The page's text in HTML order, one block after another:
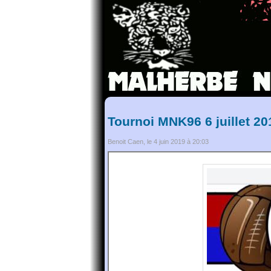
Tournoi MNK96 6 juillet
Benoit Caen, le 4 juin 2019 à 20:03